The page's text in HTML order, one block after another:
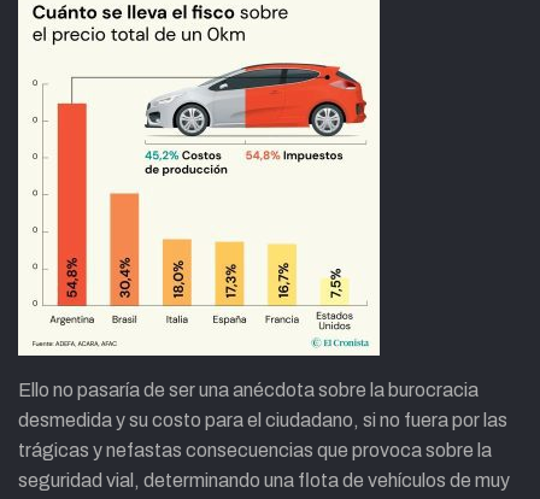
Ello no pasaría de ser una anécdota sobre la burocracia
desmedida y su costo para el ciudadano, si no fuera por las
trágicas y nefastas consecuencias que provoca sobre la
seguridad vial, determinando una flota de vehículos de muy